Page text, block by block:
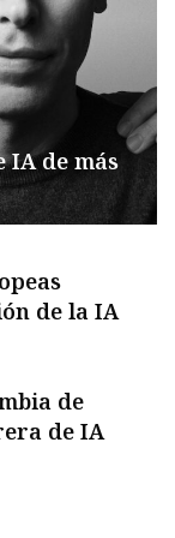
IA de más
de la IA
de
de IA